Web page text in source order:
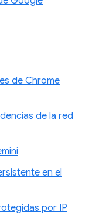
de Chrome
de la red
en el
por IP